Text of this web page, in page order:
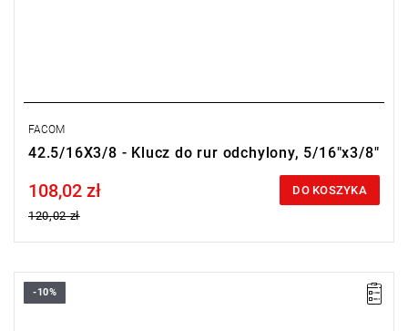
FACOM
42.5/16X3/8 - Klucz do rur odchylony, 5/16"x3/8"
Price tax included
108,02 zł
120,02 zł
DO KOSZYKA
Rozmiar: 7/16"x1/2",
-10%